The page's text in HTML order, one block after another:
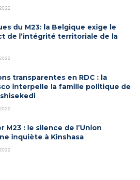
du M23: la Belgique exige le
de l’intégrité territoriale de la
transparentes en RDC : la
interpelle la famille politique de
M23 : le silence de l’Union
inquiète à Kinshasa